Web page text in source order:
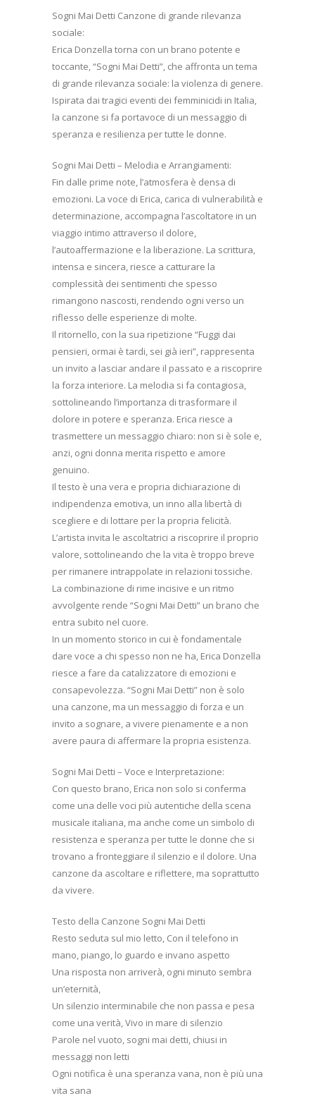
Sogni Mai Detti Canzone di grande rilevanza
sociale:
Erica Donzella torna con un brano potente e
toccante, “Sogni Mai Detti”, che affronta un tema
di grande rilevanza sociale: la violenza di genere.
Ispirata dai tragici eventi dei femminicidi in Italia,
la canzone si fa portavoce di un messaggio di
speranza e resilienza per tutte le donne.
Sogni Mai Detti – Melodia e Arrangiamenti:
Fin dalle prime note, l’atmosfera è densa di
emozioni. La voce di Erica, carica di vulnerabilità e
determinazione, accompagna l’ascoltatore in un
viaggio intimo attraverso il dolore,
l’autoaffermazione e la liberazione. La scrittura,
intensa e sincera, riesce a catturare la
complessità dei sentimenti che spesso
rimangono nascosti, rendendo ogni verso un
riflesso delle esperienze di molte.
Il ritornello, con la sua ripetizione “Fuggi dai
pensieri, ormai è tardi, sei già ieri”, rappresenta
un invito a lasciar andare il passato e a riscoprire
la forza interiore. La melodia si fa contagiosa,
sottolineando l’importanza di trasformare il
dolore in potere e speranza. Erica riesce a
trasmettere un messaggio chiaro: non si è sole e,
anzi, ogni donna merita rispetto e amore
genuino.
Il testo è una vera e propria dichiarazione di
indipendenza emotiva, un inno alla libertà di
scegliere e di lottare per la propria felicità.
L’artista invita le ascoltatrici a riscoprire il proprio
valore, sottolineando che la vita è troppo breve
per rimanere intrappolate in relazioni tossiche.
La combinazione di rime incisive e un ritmo
avvolgente rende “Sogni Mai Detti” un brano che
entra subito nel cuore.
In un momento storico in cui è fondamentale
dare voce a chi spesso non ne ha, Erica Donzella
riesce a fare da catalizzatore di emozioni e
consapevolezza. “Sogni Mai Detti” non è solo
una canzone, ma un messaggio di forza e un
invito a sognare, a vivere pienamente e a non
avere paura di affermare la propria esistenza.
Sogni Mai Detti – Voce e Interpretazione:
Con questo brano, Erica non solo si conferma
come una delle voci più autentiche della scena
musicale italiana, ma anche come un simbolo di
resistenza e speranza per tutte le donne che si
trovano a fronteggiare il silenzio e il dolore. Una
canzone da ascoltare e riflettere, ma soprattutto
da vivere.
Testo della Canzone Sogni Mai Detti
Resto seduta sul mio letto, Con il telefono in
mano, piango, lo guardo e invano aspetto
Una risposta non arriverà, ogni minuto sembra
un’eternità,
Un silenzio interminabile che non passa e pesa
come una verità, Vivo in mare di silenzio
Parole nel vuoto, sogni mai detti, chiusi in
messaggi non letti
Ogni notifica è una speranza vana, non è più una
vita sana